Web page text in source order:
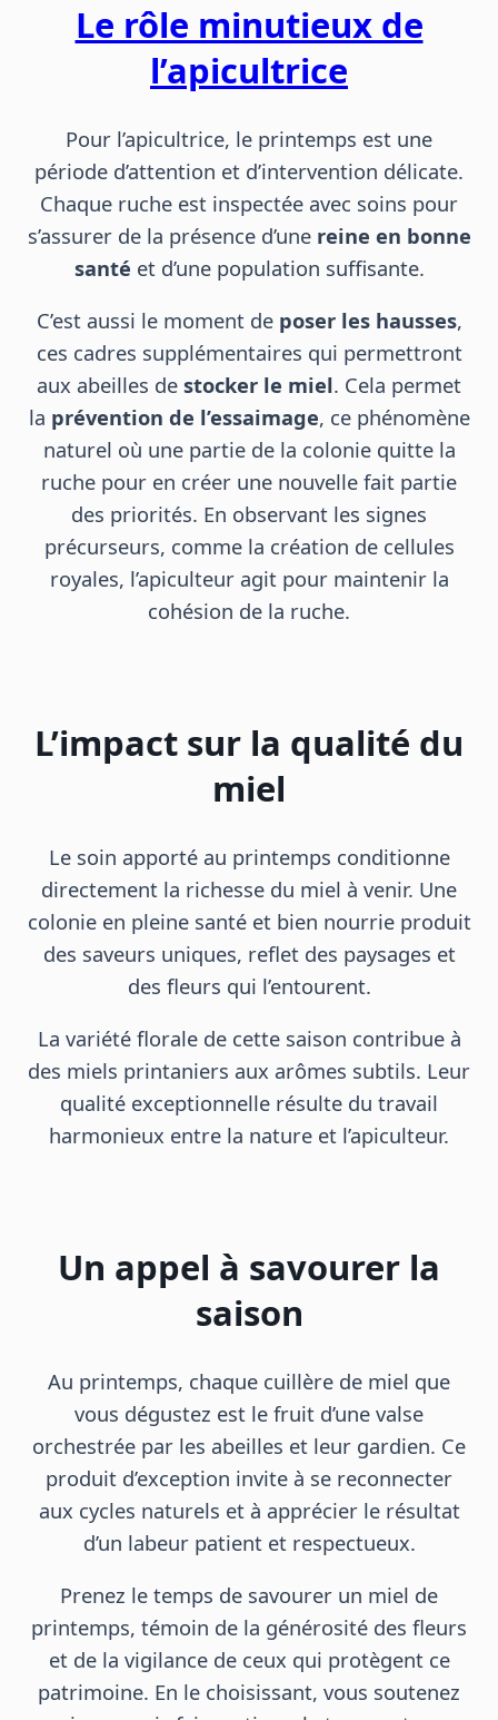
Le rôle minutieux de
l’apicultrice
Pour l’apicultrice, le printemps est une
période d’attention et d’intervention délicate.
Chaque ruche est inspectée avec soins pour
s’assurer de la présence d’une reine en bonne
santé et d’une population suffisante.
C’est aussi le moment de poser les hausses,
ces cadres supplémentaires qui permettront
aux abeilles de stocker le miel. Cela permet
la prévention de l’essaimage, ce phénomène
naturel où une partie de la colonie quitte la
ruche pour en créer une nouvelle fait partie
des priorités. En observant les signes
précurseurs, comme la création de cellules
royales, l’apiculteur agit pour maintenir la
cohésion de la ruche.
L’impact sur la qualité du
miel
Le soin apporté au printemps conditionne
directement la richesse du miel à venir. Une
colonie en pleine santé et bien nourrie produit
des saveurs uniques, reflet des paysages et
des fleurs qui l’entourent.
La variété florale de cette saison contribue à
des miels printaniers aux arômes subtils. Leur
qualité exceptionnelle résulte du travail
harmonieux entre la nature et l’apiculteur.
Un appel à savourer la
saison
Au printemps, chaque cuillère de miel que
vous dégustez est le fruit d’une valse
orchestrée par les abeilles et leur gardien. Ce
produit d’exception invite à se reconnecter
aux cycles naturels et à apprécier le résultat
d’un labeur patient et respectueux.
Prenez le temps de savourer un miel de
printemps, témoin de la générosité des fleurs
et de la vigilance de ceux qui protègent ce
patrimoine. En le choisissant, vous soutenez